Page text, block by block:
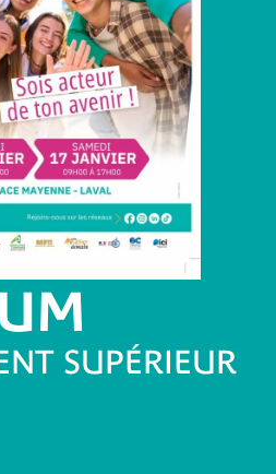
SUPÉRIEUR